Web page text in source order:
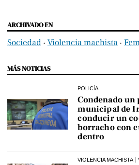
ARCHIVADO EN
Sociedad ‧ Violencia machista ‧
MÁS NOTICIAS
POLICÍA
Condenado un
municipal de
conducir un
borracho con
dentro
VIOLENCIA MACHISTA